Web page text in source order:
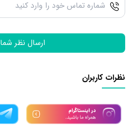
ارسال نظر شما
نظرات کاربران